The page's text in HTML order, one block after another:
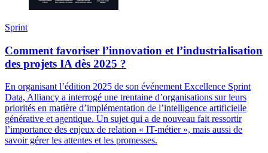
Sprint
Comment favoriser l’innovation et l’industrialisation
des projets IA dès 2025 ?
En organisant l’édition 2025 de son événement Excellence Sprint
Data, Alliancy a interrogé une trentaine d’organisations sur leurs
priorités en matière d’implémentation de l’intelligence artificielle
générative et agentique. Un sujet qui a de nouveau fait ressortir
l’importance des enjeux de relation « IT-métier », mais aussi de
savoir gérer les attentes et les promesses.